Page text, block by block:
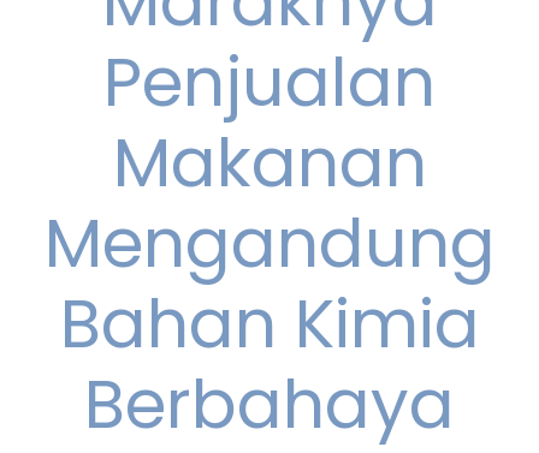
Penjualan
Makanan
Mengandung
Bahan Kimia
Berbahaya